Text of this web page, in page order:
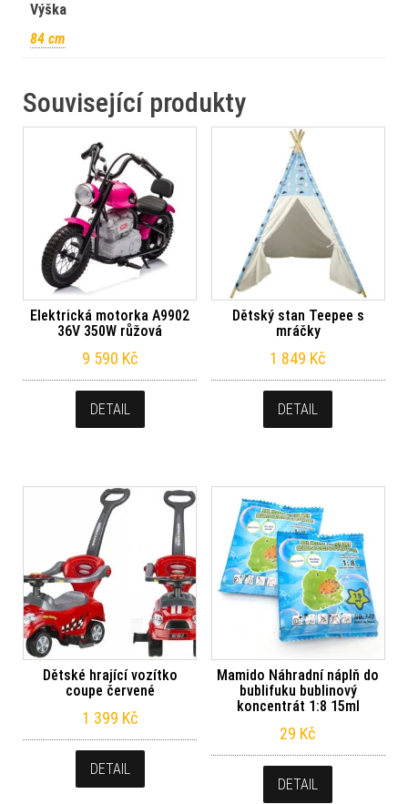
Výška
84 cm
Související produkty
Elektrická motorka A9902
36V 350W růžová
9 590 Kč
DETAIL
Dětský stan Teepee s
mráčky
1 849 Kč
DETAIL
Dětské hrající vozítko
coupe červené
1 399 Kč
DETAIL
Mamido Náhradní náplň do
bublifuku bublinový
koncentrát 1:8 15ml
29 Kč
DETAIL